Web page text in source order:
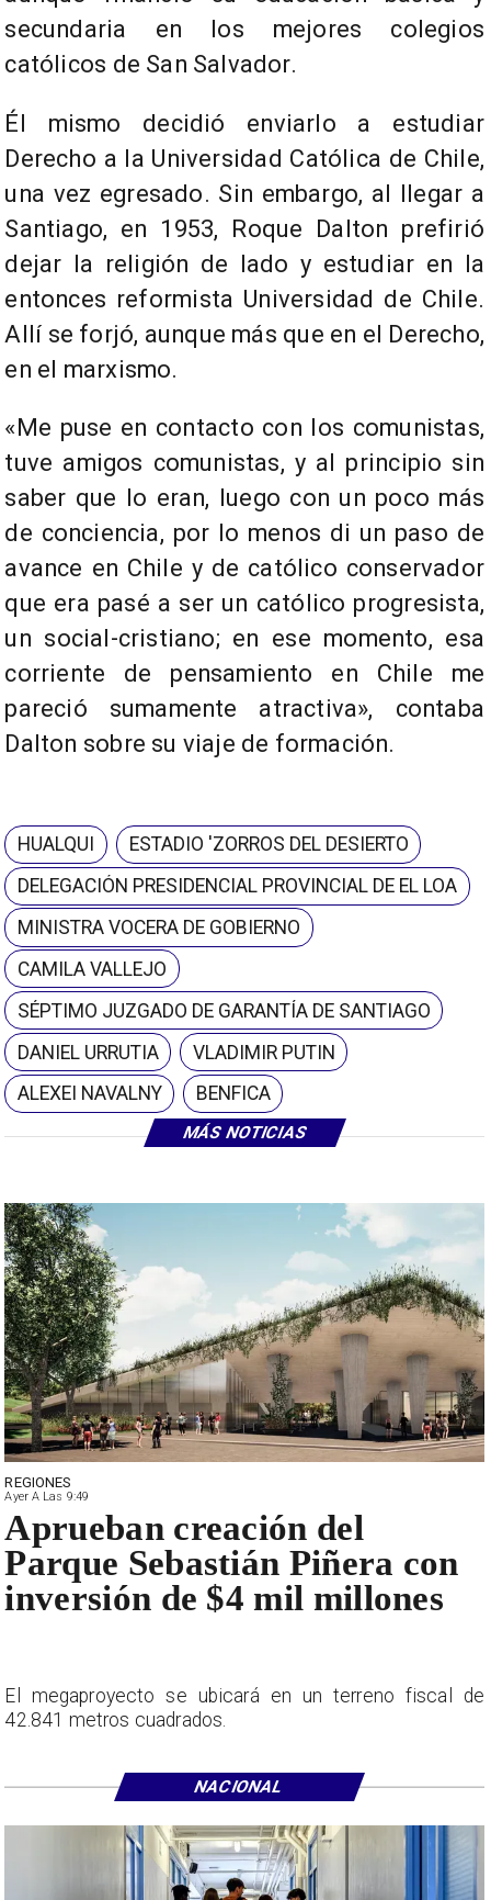
MÁS NOTICIAS
secundaria en los mejores colegios
católicos de San Salvador.
Él mismo decidió enviarlo a estudiar
Derecho a la Universidad Católica de Chile,
una vez egresado. Sin embargo, al llegar a
Santiago, en 1953, Roque Dalton prefirió
dejar la religión de lado y estudiar en la
entonces reformista Universidad de Chile.
Allí se forjó, aunque más que en el Derecho,
en el marxismo.
«Me puse en contacto con los comunistas,
tuve amigos comunistas, y al principio sin
saber que lo eran, luego con un poco más
de conciencia, por lo menos di un paso de
avance en Chile y de católico conservador
que era pasé a ser un católico progresista,
un social-cristiano; en ese momento, esa
corriente de pensamiento en Chile me
pareció sumamente atractiva», contaba
Dalton sobre su viaje de formación.
HUALQUI
ESTADIO 'ZORROS DEL DESIERTO
DELEGACIÓN PRESIDENCIAL PROVINCIAL DE EL LOA
MINISTRA VOCERA DE GOBIERNO
CAMILA VALLEJO
SÉPTIMO JUZGADO DE GARANTÍA DE SANTIAGO
DANIEL URRUTIA
VLADIMIR PUTIN
ALEXEI NAVALNY
BENFICA
REGIONES
Ayer A Las 9:49
Aprueban creación del
Parque Sebastián Piñera con
inversión de $4 mil millones
El megaproyecto se ubicará en un terreno fiscal de
42.841 metros cuadrados.
NACIONAL